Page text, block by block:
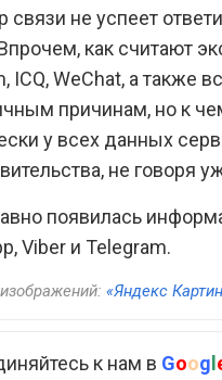
связи не успеет
как считают
ICQ, WeChat, а также
причинам, но к
у всех данных
не говоря
появилась
Viber и Telegram.
«Яндекс
к нам в Googl